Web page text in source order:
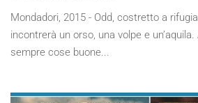
Mondadori, 2015 - Odd, costretto a
incontrerà un orso, una volpe e
sempre cose buone...